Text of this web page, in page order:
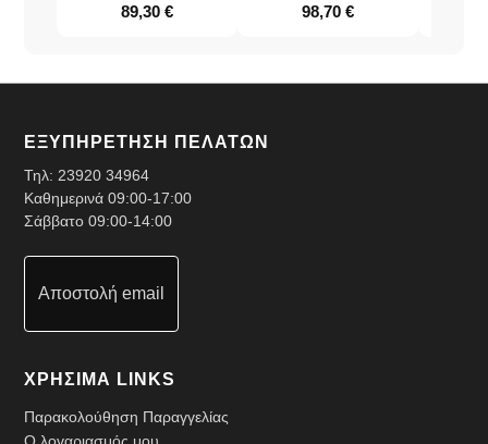
89,30€ 98,70 €
ΕΞΥΠΗΡΕΤΗΣΗ ΠΕΛΑΤΩΝ
Τηλ:23920 34964
Καθημερινά 09:00-17:00
Σάββατο 09:00-14:00
Αποστολή email
ΧΡΗΣΙΜΑ LINKS
Παρακολούθηση Παραγγελίας
Ο λογαριασμός μου